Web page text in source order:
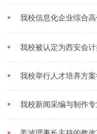
我校信息化企业综合
我校被认定为西安会
我校举行人才培养方
我校新闻采编与制作